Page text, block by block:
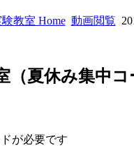
教室 Home 動画閲覧
（夏休み集中
が必要です